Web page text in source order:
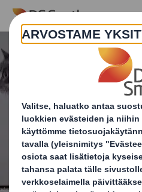
Skip to main content